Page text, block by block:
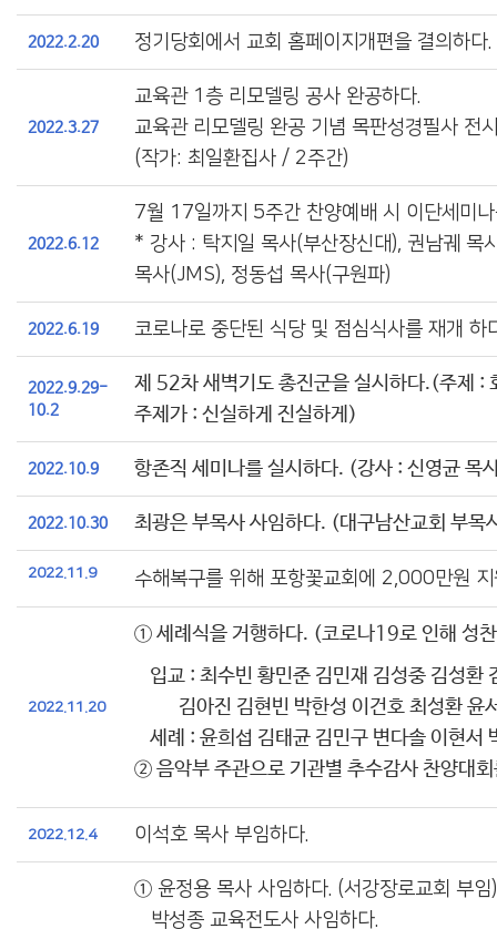
2022.2.20 정기당회에서 교회 홈페이지개편을 결의하다.
2022.3.27
교육관 1층 리모델링 공사 완공하다.
교육관 리모델링 완공 기념 목판성경필사 전
(작가: 최일환집사 / 2주간)
2022.6.12
7월 17일까지 5주간 찬양예배 시 이단세미
* 강사 : 탁지일 목사(부산장신대), 권남궤 목
목사(JMS), 정동섭 목사(구원파)
2022.6.19 코로나로 중단된 식당 및 점심식사를 재개 하
2022.9.29-
10.2
제 52차 새벽기도 총진군을 실시하다.(주제
주제가 : 신실하게 진실하게)
2022.10.9 항존직 세미나를 실시하다. (강사 : 신영균 목
2022.10.30 최광은 부목사 사임하다. (대구남산교회 부목
2022.11.9 수해복구를 위해 포항꽃교회에 2,000만원 지
2022.11.20
① 세례식을 거행하다. (코로나19로 인해 성
입교 : 최수빈 황민준 김민재 김성중 김성환
김아진 김현빈 박한성 이건호 최성환 윤
세례 : 윤희섭 김태균 김민구 변다솔 이현서
② 음악부 주관으로 기관별 추수감사 찬양대
2022.12.4 이석호 목사 부임하다.
① 윤정용 목사 사임하다. (서강장로교회 부임)
박성종 교육전도사 사임하다.